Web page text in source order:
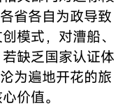
省各自为政导致
模式，对漕船、
缺乏国家认证体
为遍地开花的旅
价值。